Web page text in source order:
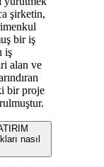
şirketin,
bir iş
iş
alan ve
bir proje
nasıl